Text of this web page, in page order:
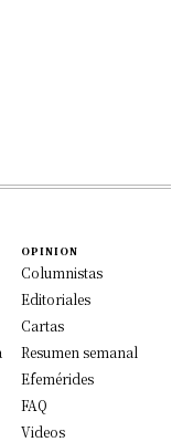
OPINION
Columnistas
Editoriales
Cartas
Resumen semanal
Efemérides
FAQ
Videos